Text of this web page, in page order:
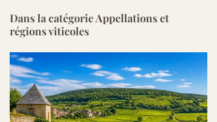
Dans la catégorie Appellations et
régions viticoles